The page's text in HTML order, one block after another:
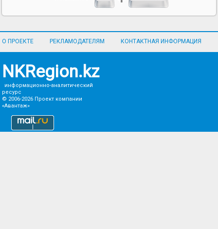
О ПРОЕКТЕ РЕКЛАМОДАТЕЛЯМ КОНТАКТНАЯ ИНФОРМАЦИЯ
NKRegion.kz
информационно-аналитический
ресурс
© 2006-2026 Проект компании
«Авантаж»